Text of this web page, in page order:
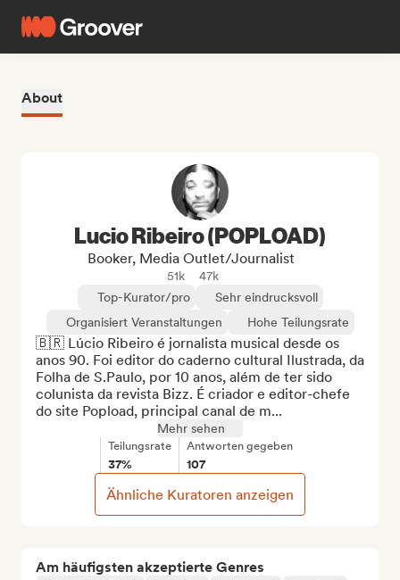
About
Am häufigsten akzeptierte Genres
Lucio Ribeiro (POPLOAD)
Booker, Media Outlet/Journalist
51k
47k
Top-Kurator/pro
Sehr eindrucksvoll
Organisiert Veranstaltungen
Hohe Teilungsrate
🇧🇷 Lúcio Ribeiro é jornalista musical desde os
anos 90. Foi editor do caderno cultural Ilustrada, da
Folha de S.Paulo, por 10 anos, além de ter sido
colunista da revista Bizz. É criador e editor-chefe
do site Popload, principal canal de m...
Mehr sehen
Teilungsrate
37%
Antworten gegeben
107
Ähnliche Kuratoren anzeigen